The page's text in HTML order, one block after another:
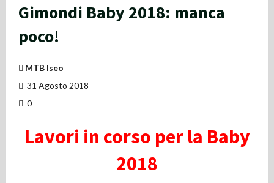
Gimondi Baby 2018: manca
poco!
MTB Iseo
31 Agosto 2018
0
Lavori in corso per la Baby
2018